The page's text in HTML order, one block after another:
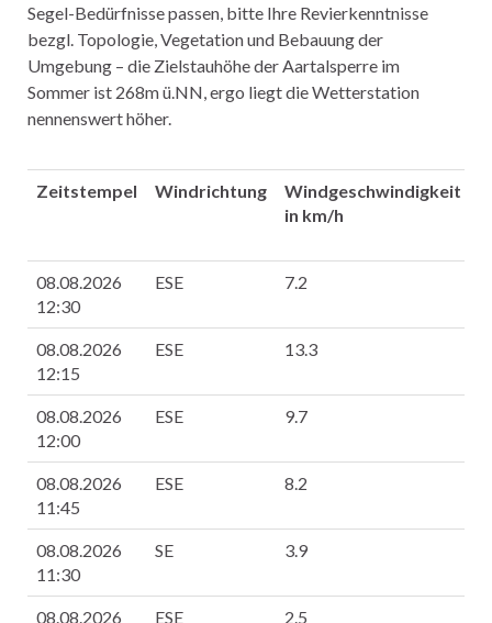
Segel-Bedürfnisse passen, bitte Ihre Revierkenntnisse
bezgl. Topologie, Vegetation und Bebauung der
Umgebung – die Zielstauhöhe der Aartalsperre im
Sommer ist 268m ü.NN, ergo liegt die Wetterstation
nennenswert höher.
Zeitstempel Windrichtung
Windgeschwindigkeit
in km/h
08.08.2026
12:30
ESE 7.2
08.08.2026
12:15
ESE 13.3
08.08.2026
12:00
ESE 9.7
08.08.2026
11:45
ESE 8.2
08.08.2026
11:30
SE 3.9
08.08.2026
ESE 2.5